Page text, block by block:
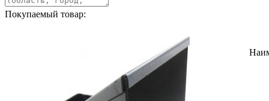
Покупаемый товар: